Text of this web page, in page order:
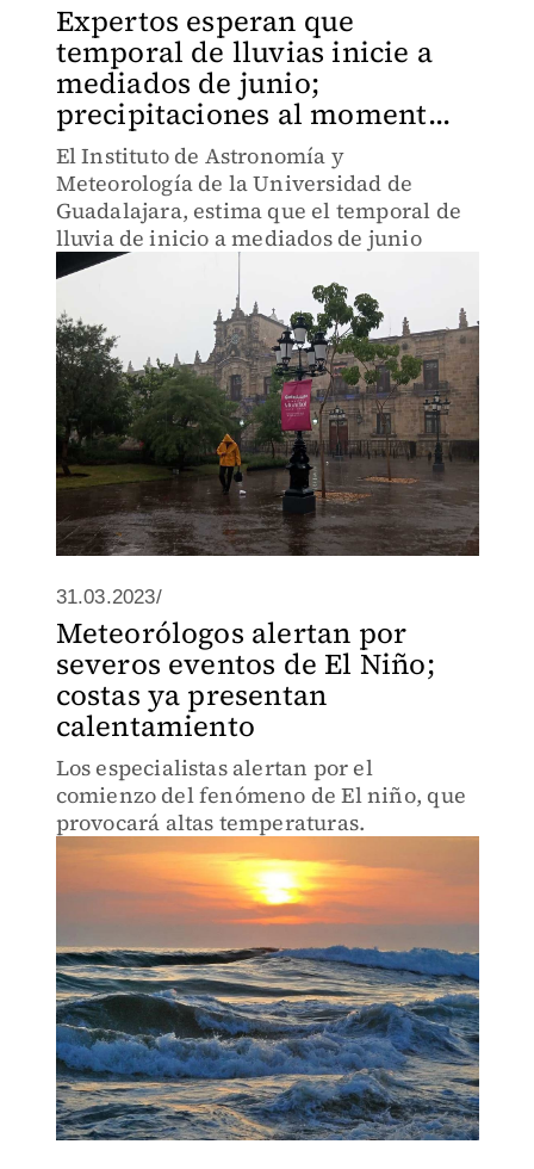
Expertos esperan que
temporal de lluvias inicie a
mediados de junio;
precipitaciones al moment...
El Instituto de Astronomía y
Meteorología de la Universidad de
Guadalajara, estima que el temporal de
lluvia de inicio a mediados de junio
31.03.2023/
Meteorólogos alertan por
severos eventos de El Niño;
costas ya presentan
calentamiento
Los especialistas alertan por el
comienzo del fenómeno de El niño, que
provocará altas temperaturas.